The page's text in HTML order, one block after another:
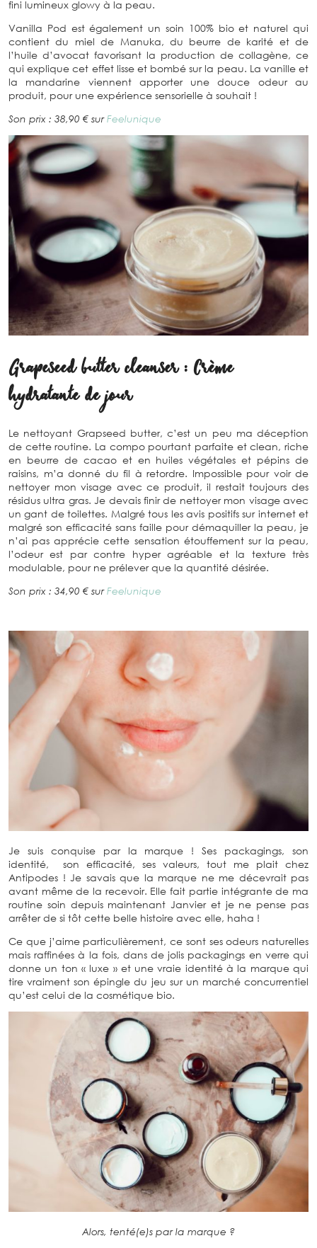
fini lumineux glowy à la peau.
Vanilla Pod est également un soin 100% bio et naturel qui
contient du miel de Manuka, du beurre de karité et de
l’huile d’avocat favorisant la production de collagène, ce
qui explique cet effet lisse et bombé sur la peau. La vanille et
la mandarine viennent apporter une douce odeur au
produit, pour une expérience sensorielle à souhait !
Son prix : 38,90 € surFeelunique
Grapeseed butter cleanser : Crème
hydratante de jour
Le nettoyant Grapseed butter, c’est un peu ma déception
de cette routine. La compo pourtant parfaite et clean, riche
en beurre de cacao et en huiles végétales et pépins de
raisins, m’a donné du fil à retordre. Impossible pour voir de
nettoyer mon visage avec ce produit, il restait toujours des
résidus ultra gras. Je devais finir de nettoyer mon visage avec
un gant de toilettes. Malgré tous les avis positifs sur internet et
malgré son efficacité sans faille pour démaquiller la peau, je
n’ai pas apprécie cette sensation étouffement sur la peau,
l’odeur est par contre hyper agréable et la texture très
modulable, pour ne prélever que la quantité désirée.
Son prix : 34,90 € surFeelunique
Je suis conquise par la marque ! Ses packagings, son
identité, son efficacité, ses valeurs, tout me plait chez
Antipodes ! Je savais que la marque ne me décevrait pas
avant même de la recevoir. Elle fait partie intégrante de ma
routine soin depuis maintenant Janvier et je ne pense pas
arrêter de si tôt cette belle histoire avec elle, haha !
Ce que j’aime particulièrement, ce sont ses odeurs naturelles
mais raffinées à la fois, dans de jolis packagings en verre qui
donne un ton « luxe » et une vraie identité à la marque qui
tire vraiment son épingle du jeu sur un marché concurrentiel
qu’est celui de la cosmétique bio.
Alors, tenté(e)s par la marque ?